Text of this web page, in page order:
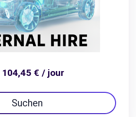
104,45 € / jour
Suchen